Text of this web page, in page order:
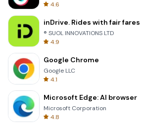
4.6
inDrive. Rides with fair fares
® SUOL INNOVATIONS LTD
4.9
Google Chrome
Google LLC
4.1
Microsoft Edge: AI browser
Microsoft Corporation
4.8